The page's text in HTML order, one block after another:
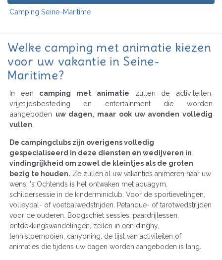
Camping Seine-Maritime
Welke camping met animatie kiezen
voor uw vakantie in Seine-
Maritime?
In een camping met animatie zullen de activiteiten,
vrijetijdsbesteding en entertainment die worden
aangeboden uw dagen, maar ook uw avonden volledig
vullen
De campingclubs zijn overigens volledig
gespecialiseerd in deze diensten en wedijveren in
vindingrijkheid om zowel de kleintjes als de groten
bezig te houden. Ze zullen al uw vakanties animeren naar uw
wens. 's Ochtends is het ontwaken met aquagym,
schildersessie in de kinderminiclub. Voor de sportievelingen,
volleybal- of voetbalwedstrijden. Petanque- of tarotwedstrijden
voor de ouderen. Boogschiet sessies, paardrijlessen,
ontdekkingswandelingen, zeilen in een dinghy,
tennistoernooien, canyoning, de lijst van activiteiten of
animaties die tijdens uw dagen worden aangeboden is lang.